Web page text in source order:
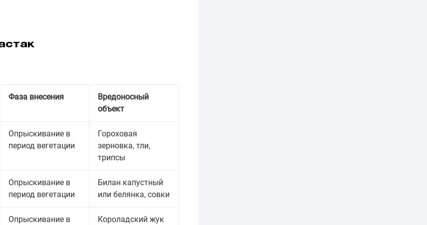
Фаза внесения
Вредоносный
объект
Опрыскивание в
период вегетации
Гороховая
зерновка, тли,
трипсы
Опрыскивание в
период вегетации
Билан капустный
или белянка, совки
Опрыскивание в
Короладский жук